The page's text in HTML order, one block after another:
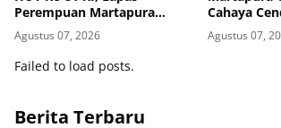
Perempuan Martapura
Meriahkan Fun Walk
Bersama Kakanwil
Agustus 07, 2026
Cahaya
Tingkatkan
Warga
Agustus 07,
Failed to load posts.
Berita Terbaru